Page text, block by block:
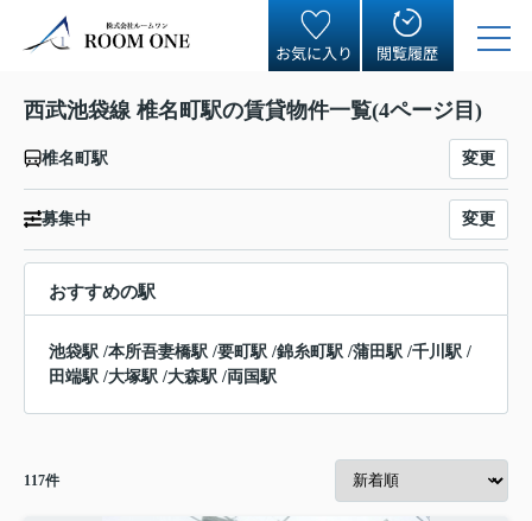
お気に入り 閲覧履歴
西武池袋線 椎名町駅の賃貸物件一覧(4ページ目)
椎名町駅 変更
募集中 変更
おすすめの駅
池袋駅 /本所吾妻橋駅 /要町駅 /錦糸町駅 /蒲田駅 /千川駅 /
田端駅 /大塚駅 /大森駅 /両国駅
117件